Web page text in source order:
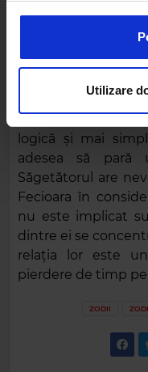
a analiza traficul. De
privire la modul în
pot combina cu alte
Utilizare
logică și mai
adesea să pară
Săgetătorul are
Fecioara în
nu este implicat
dintre ei se
relația lor este
pierdere de timp
ZODII